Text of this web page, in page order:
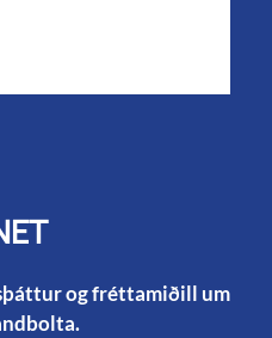
og fréttamiðill um